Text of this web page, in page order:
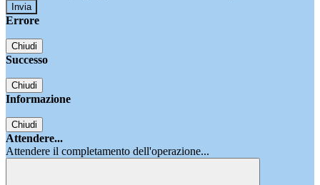
Errore
Chiudi
Successo
Chiudi
Informazione
Chiudi
Attendere...
Attendere il completamento dell'operazione...